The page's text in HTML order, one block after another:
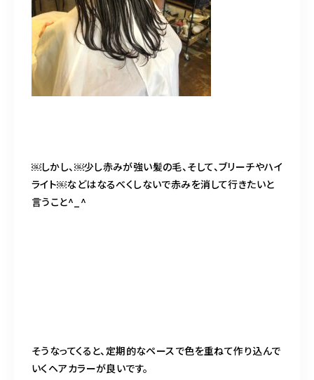
￼しかし、￼少し赤みが強い髪の毛、そして、ブリーチやハイ
ライト￼などはなるべくしないで赤みを消して行きたいと
言うこと^_^
そうなってくると、定期的なペースで色を重ねて作り込んで
いくヘアカラーが良いです。